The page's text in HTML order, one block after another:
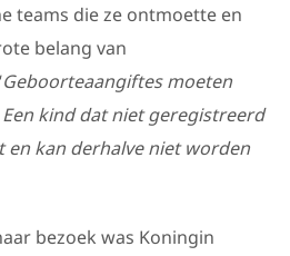
teams die ze ontmoette en
belang van
Geboorteaangiftes moeten
kind dat niet geregistreerd
en kan derhalve niet worden
bezoek was Koningin